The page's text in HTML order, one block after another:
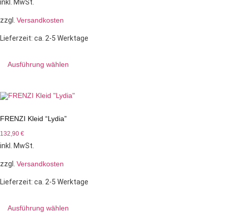
inkl. MwSt.
zzgl. Versandkosten
Lieferzeit: ca. 2-5 Werktage
Ausführung wählen
FRENZI Kleid “Lydia”
132,90 €
inkl. MwSt.
zzgl. Versandkosten
Lieferzeit: ca. 2-5 Werktage
Ausführung wählen